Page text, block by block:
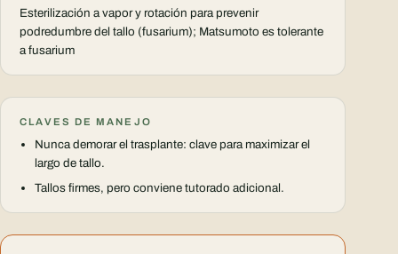
Esterilización a vapor y rotación para prevenir
podredumbre del tallo (fusarium); Matsumoto es tolerante
a fusarium
CLAVES DE MANEJO
Nunca demorar el trasplante: clave para maximizar el
largo de tallo.
Tallos firmes, pero conviene tutorado adicional.